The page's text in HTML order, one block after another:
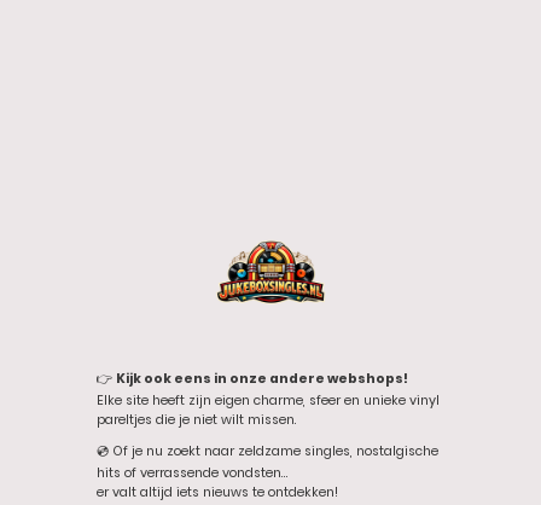
👉 Kijk ook eens in onze andere webshops!
Elke site heeft zijn eigen charme, sfeer en unieke vinyl
pareltjes die je niet wilt missen.
💿 Of je nu zoekt naar zeldzame singles, nostalgische
hits of verrassende vondsten…
er valt altijd iets nieuws te ontdekken!